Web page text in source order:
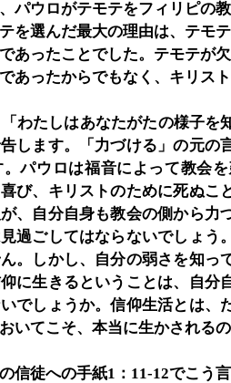
パウロがテモテをフィリピの
を選んだ最大の理由は、テモ
あったことでした。テモテが
あったからでもなく、キリス
わたしはあなたがたの様子を
します。「力づける」の元の
パウロは福音によって教会
び、キリストのために死ぬこ
、自分自身も教会の側から力
過ごしてはならないでしょう
。しかし、自分の弱さを知っ
に生きるということは、自分
でしょうか。信仰生活とは、
いてこそ、本当に生かされるの
信徒への手紙1：11-12でこう言